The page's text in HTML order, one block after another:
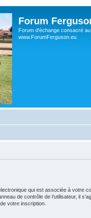
Forum
Forum d'échange consacré
www.ForumFerguson.eu
qui est associée à votre
de contrôle de l’utilisateur, il
votre inscription.